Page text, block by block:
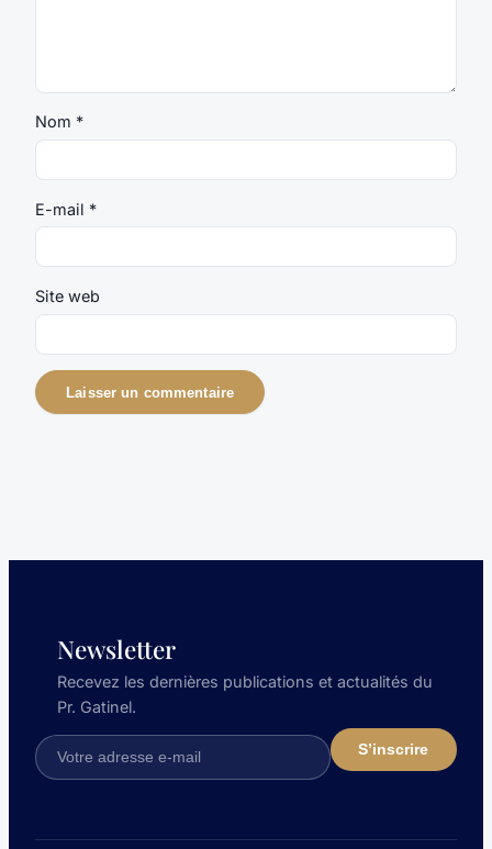
Nom *
E-mail *
Site web
Newsletter
Recevez les dernières publications et actualités du
Pr. Gatinel.